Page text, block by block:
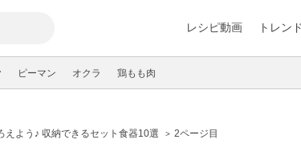
レシピ動画 トレンド
ピーマン オクラ 鶏もも肉
えよう♪ 収納できるセット食器10選 2ページ目